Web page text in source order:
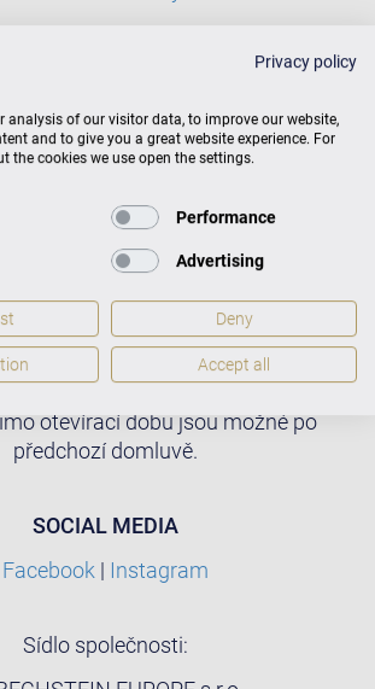
europe.com
Sobota: 10:00 – 16:00
Neděle: Uzavřeno
otevírací dobu jsou možné po
předchozí domluvě.
SOCIAL MEDIA
Facebook | Instagram
Sídlo společnosti:
Privacy policy
analysis of our visitor data, to improve our website,
and to give you a great website experience. For
the cookies we use open the settings.
Performance
Advertising
Deny
Accept all